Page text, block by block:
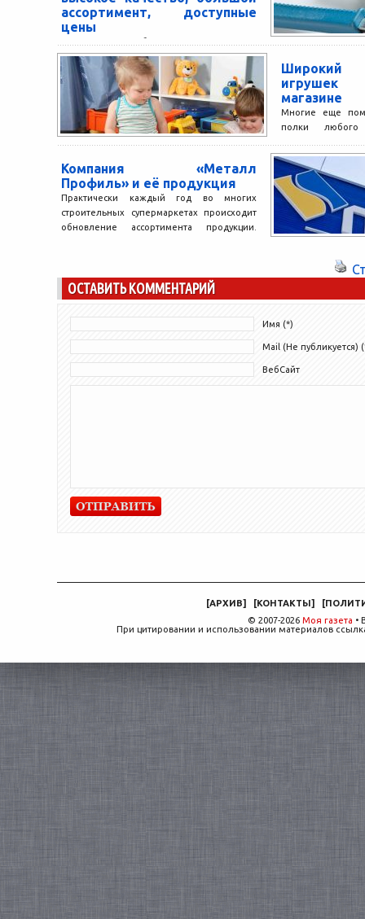
ассортимент, доступные
цены
Компания «Пломба XXI век» предлагает
огромный ассортимент пломбираторов
превосходного качества по доступным
ценам. Эти инструменты — надежный
показатель доступа к опломбированным
объектам....
Широкий
магазине
Многие еще
полки любого
протираемой
Компания «Металл
Профиль» и её продукция
Практически каждый год во многих
строительных супермаркетах происходит
обновление ассортимента продукции.
ОСТАВИТЬ КОММЕНТАРИЙ
Имя (*)
Mail (Не публикуется)
ВебСайт
[АРХИВ] [КОНТАКТЫ] [
© 2007-2026 Моя газета •
При цитировании и использовании материалов